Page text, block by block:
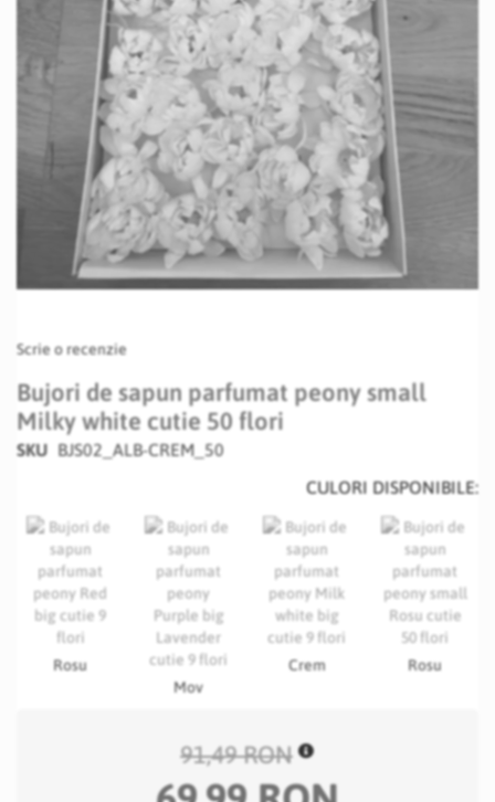
to
beginning
of
the
Scrie o recenzie
Bujori de sapun parfumat peony small
Milky white cutie 50 flori
SKU BJS02_ALB-CREM_50
CULORI DISPONIBILE:
Rosu
Mov
Crem Rosu
91,49 RON